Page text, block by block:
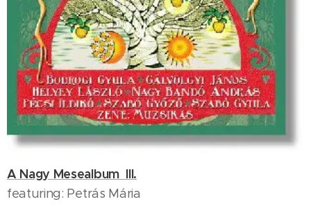
A Nagy Mesealbum III.
featuring: Petrás Mária